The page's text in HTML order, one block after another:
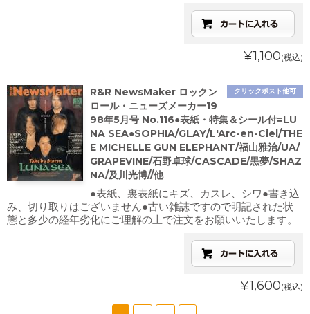
¥1,100(税込)
クリックポスト他可
R&R NewsMaker ロックン
ロール・ニューズメーカー19
98年5月号 No.116●表紙・特集＆シール付=LU
NA SEA●SOPHIA/GLAY/L'Arc-en-Ciel/THE
E MICHELLE GUN ELEPHANT/福山雅治/UA/
GRAPEVINE/石野卓球/CASCADE/黒夢/SHAZ
NA/及川光博//他
●表紙、裏表紙にキズ、カスレ、シワ●書き込
み、切り取りはございません●古い雑誌ですので明記された状
態と多少の経年劣化にご理解の上で注文をお願いいたします。
¥1,600(税込)